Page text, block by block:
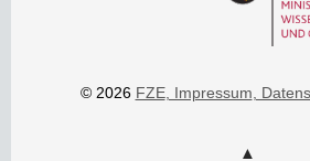
© 2026 FZE, Impressum ,